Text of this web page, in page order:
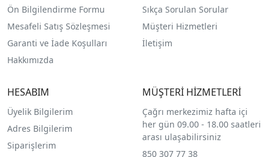
Ön Bilgilendirme Formu
Mesafeli Satış Sözleşmesi
Garanti ve İade Koşulları
Hakkımızda
Sıkça Sorulan Sorular
Müşteri Hizmetleri
İletişim
HESABIM
Üyelik Bilgilerim
Adres Bilgilerim
Siparişlerim
MÜŞTERİ HİZMETLERİ
Çağrı merkezimiz hafta içi
her gün 09.00 - 18.00 saatleri
arası ulaşabilirsiniz
850 307 77 38